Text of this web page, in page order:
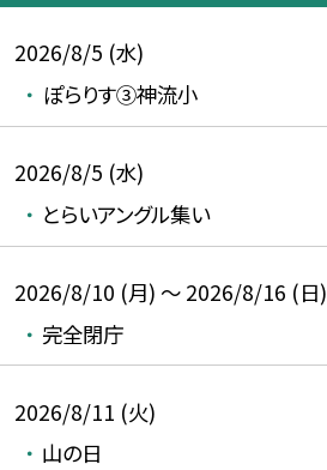
2026/8/5 (水)
ぽらりす③神流小
2026/8/5 (水)
とらいアングル集い
2026/8/10 (月) ～ 2026/8/16 (日)
完全閉庁
2026/8/11 (火)
山の日